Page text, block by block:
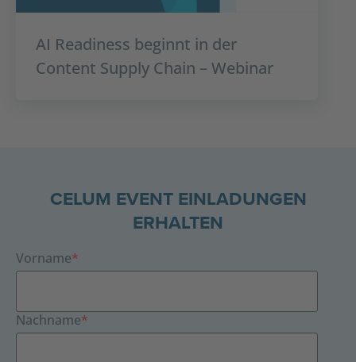
AI Readiness beginnt in der
Content Supply Chain – Webinar
CELUM EVENT EINLADUNGEN
ERHALTEN
Vorname*
Nachname*